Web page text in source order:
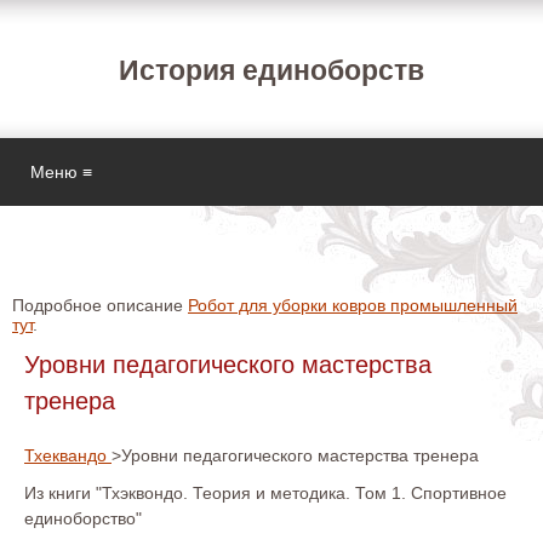
История единоборств
Меню ≡
Подробное описание Робот для уборки ковров промышленный
тут.
Уровни педагогического мастерства
тренера
Тхеквандо >Уровни педагогического мастерства тренера
Из книги "Тхэквондо. Теория и методика. Том 1. Спортивное
единоборство"